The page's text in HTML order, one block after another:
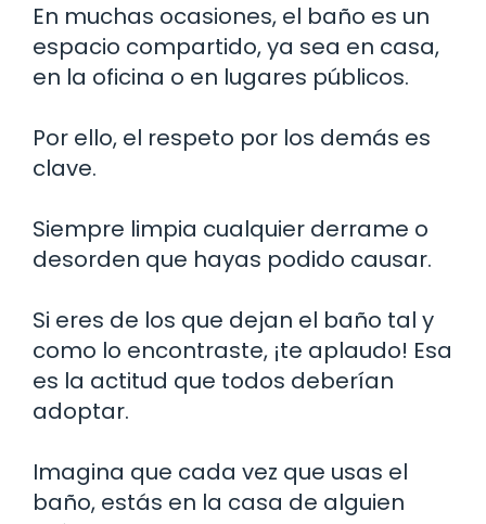
En muchas ocasiones, el baño es un
espacio compartido, ya sea en casa,
en la oficina o en lugares públicos.
Por ello, el respeto por los demás es
clave.
Siempre limpia cualquier derrame o
desorden que hayas podido causar.
Si eres de los que dejan el baño tal y
como lo encontraste, ¡te aplaudo! Esa
es la actitud que todos deberían
adoptar.
Imagina que cada vez que usas el
baño, estás en la casa de alguien